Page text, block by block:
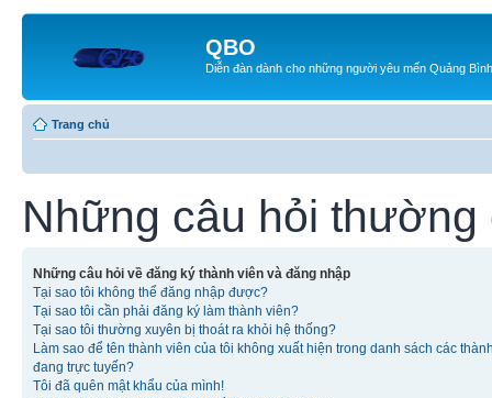
QBO
Diễn đàn dành cho những người yêu mến Quảng Bình
Trang chủ
Những câu hỏi thường
Những câu hỏi về đăng ký thành viên và đăng nhập
Tại sao tôi không thể đăng nhập được?
Tại sao tôi cần phải đăng ký làm thành viên?
Tại sao tôi thường xuyên bị thoát ra khỏi hệ thống?
Làm sao để tên thành viên của tôi không xuất hiện trong danh sách các
đang trực tuyến?
Tôi đã quên mật khẩu của mình!